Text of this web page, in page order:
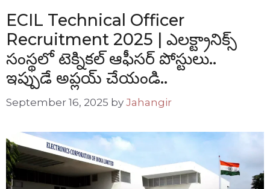
ECIL Technical Officer
Recruitment 2025 | ఎలక్ట్రానిక్స్
సంస్థలో టెక్నికల్ ఆఫీసర్ పోస్టులు..
ఇప్పుడే అప్లయ్ చేయండి..
September 16, 2025 by Jahangir